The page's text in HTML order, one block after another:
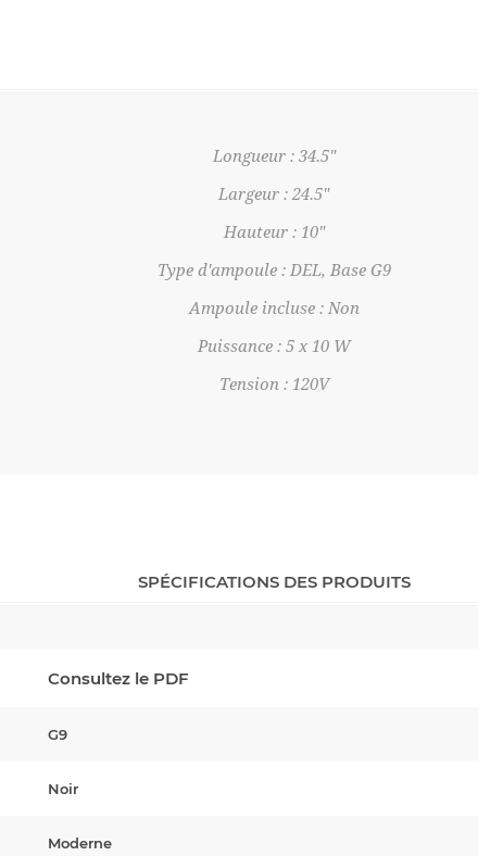
Longueur : 34.5"
Largeur : 24.5"
Hauteur : 10"
Type d'ampoule : DEL, Base G9
Ampoule incluse : Non
Puissance : 5 x 10 W
Tension : 120V
SPÉCIFICATIONS DES PRODUITS
Consultez le PDF
G9
Noir
Moderne